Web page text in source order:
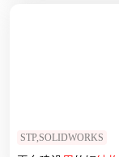
STP,SOLIDWORKS